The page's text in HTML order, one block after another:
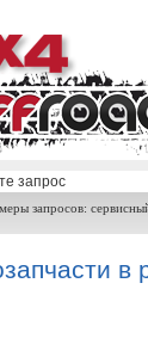
запросов: